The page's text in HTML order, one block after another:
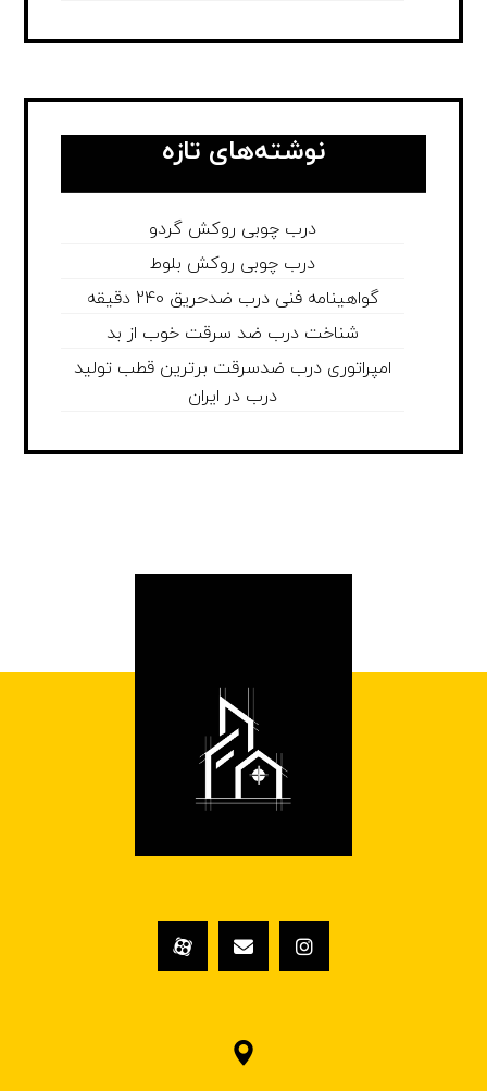
نوشته‌های تازه
درب چوبی روکش گردو
درب چوبی روکش بلوط
گواهینامه فنی درب ضدحریق 240 دقیقه
شناخت درب ضد سرقت خوب از بد
امپراتوری درب ضدسرقت برترین قطب تولید
درب در ایران